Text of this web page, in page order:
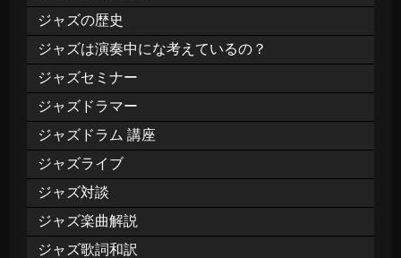
ジャズの歴史
ジャズは演奏中にな考えているの？
ジャズセミナー
ジャズドラマー
ジャズドラム 講座
ジャズライブ
ジャズ対談
ジャズ楽曲解説
ジャズ歌詞和訳